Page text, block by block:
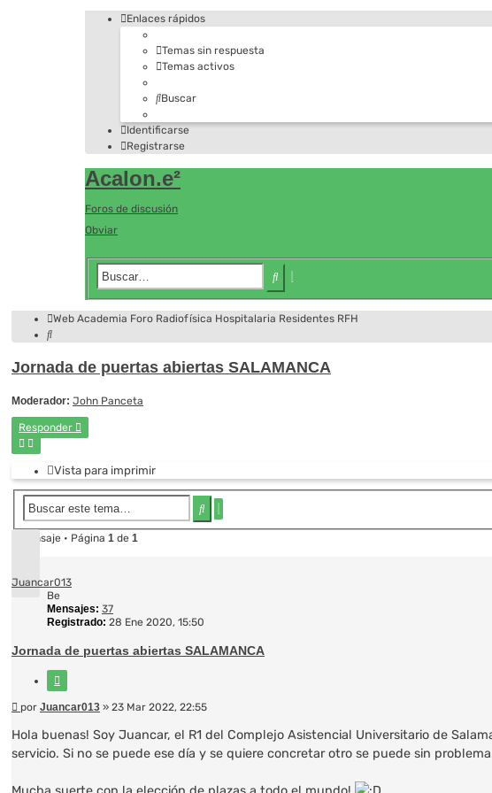
Enlaces rápidos
Temas sin respuesta
Temas activos
Buscar
Identificarse
Registrarse
Acalon.e²
Foros de discusión
Obviar
Buscar
Web Academia Foro Radiofísica Hospitalaria Residentes RFH
Buscar
Jornada de puertas abiertas SALAMANCA
Moderador: John Panceta
Responder
Vista para imprimir
Buscar
Búsqueda
avanzada
1 mensaje • Página 1 de 1
Juancar013
Be
Mensajes: 37
Registrado: 28 Ene 2020, 15:50
Jornada de puertas abiertas SALAMANCA
Mensaje
por Juancar013 » 23 Mar 2022, 22:55
Hola buenas! Soy Juancar, el R1 del Complejo Asistencial Universitario de
servicio. Si no se puede ese día y se quiere concretar otro se puede sin